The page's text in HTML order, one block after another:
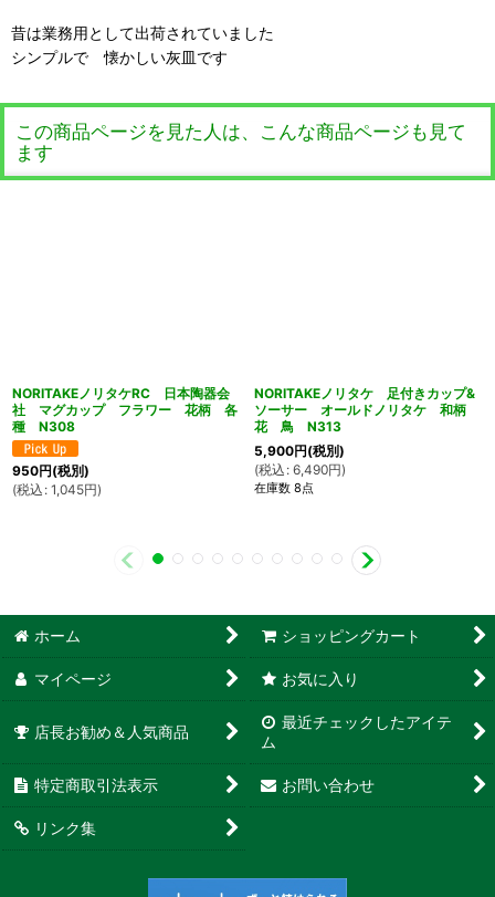
昔は業務用として出荷されていました
シンプルで 懐かしい灰皿です
この商品ページを見た人は、こんな商品ページも見て
ます
NORITAKEノリタケRC 日本陶器会
社 マグカップ フラワー 花柄 各
種 N308
950円(税別)
(税込 : 1,045円)
NORITAKEノリタケ 足付きカップ&
ソーサー オールドノリタケ 和柄
花 鳥 N313
5,900円(税別)
(税込 : 6,490円)
在庫数 8点
ホーム ショッピングカート
マイページ お気に入り
店長お勧め＆人気商品
最近チェックしたアイテ
ム
特定商取引法表示 お問い合わせ
リンク集